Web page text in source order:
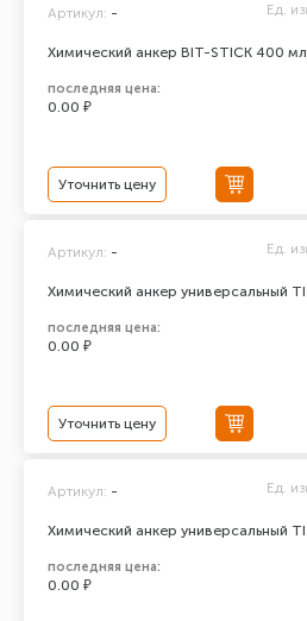
Химический анкер BIT-STICK 400 мл
Артикул: - Ед.
последняя цена:
0.00 ₽
Уточнить цену
Химический анкер универсальный
Артикул: - Ед.
последняя цена:
0.00 ₽
Уточнить цену
Химический анкер универсальный
Артикул: - Ед.
последняя цена:
0.00 ₽